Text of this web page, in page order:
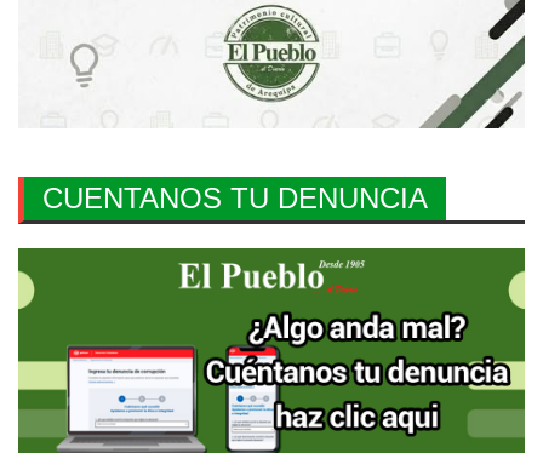
CUENTANOS TU DENUNCIA